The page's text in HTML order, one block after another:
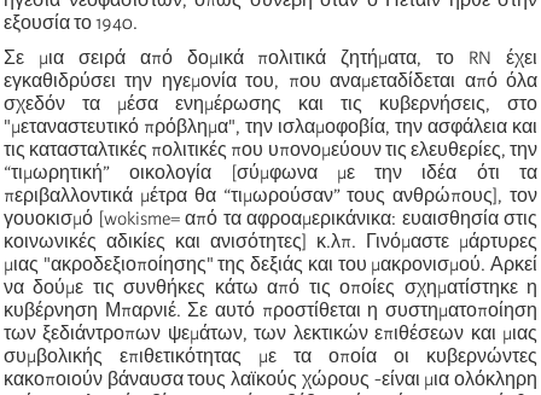
εξουσία το 1940.
Σε μια σειρά από δομικά πολιτικά ζητήματα, το RN έχει
εγκαθιδρύσει την ηγεμονία του, που αναμεταδίδεται από όλα
σχεδόν τα μέσα ενημέρωσης και τις κυβερνήσεις, στο
"μεταναστευτικό πρόβλημα", την ισλαμοφοβία, την ασφάλεια και
τις κατασταλτικές πολιτικές που υπονομεύουν τις ελευθερίες, την
“τιμωρητική” οικολογία [σύμφωνα με την ιδέα ότι τα
περιβαλλοντικά μέτρα θα “τιμωρούσαν” τους ανθρώπους], τον
γουοκισμό [wokisme= από τα αφροαμερικάνικα: ευαισθησία στις
κοινωνικές αδικίες και ανισότητες] κ.λπ. Γινόμαστε μάρτυρες
μιας "ακροδεξιοποίησης" της δεξιάς και του μακρονισμού. Αρκεί
να δούμε τις συνθήκες κάτω από τις οποίες σχηματίστηκε η
κυβέρνηση Μπαρνιέ. Σε αυτό προστίθεται η συστηματοποίηση
των ξεδιάντροπων ψεμάτων, των λεκτικών επιθέσεων και μιας
συμβολικής επιθετικότητας με τα οποία οι κυβερνώντες
κακοποιούν βάναυσα τους λαϊκούς χώρους -είναι μια ολόκληρη